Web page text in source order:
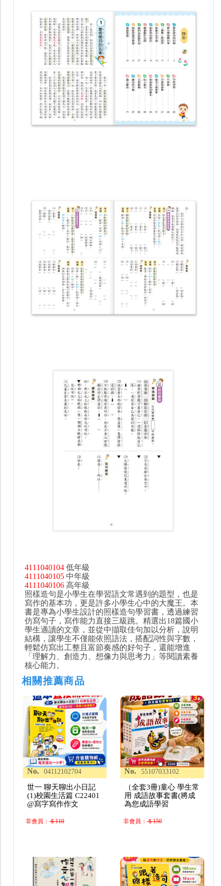
4111040104 低年級
4111040105 中年級
4111040106 高年級
照樣造句是小學生在學習語文常遇到的題型，也是
寫作的基本功，更是許多小學生心中的大魔王。本
書是專為小學生設計的照樣造句學習書，透過練習
仿寫句子，寫作能力直接三級跳。精選出18篇國小
學生適讀的文章，並從中擷取佳句加以分析，說明
結構，讓學生不僅能依照語法，搭配詞性與字數，
輕鬆仿寫出工整且富節奏感的好句子，還能增進
「理解力、創造力、想像力與思考力」等閱讀素養
核心能力。
相關推薦商品
No. 04112102704
世一 聊天聊出小日記
(1)校園生活篇 C22401
@寫字寫作作文
非會員：＄110
No. 55107033102
（全套3冊)童心 學生常
用 成語故事套書(將成
為您成語學習
非會員：＄150